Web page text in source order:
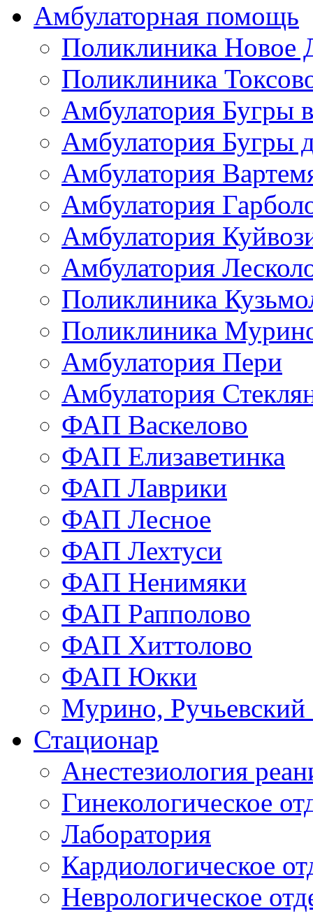
Амбулаторная помощь
Поликлиника Новое
Поликлиника
Амбулатория Бугры
Амбулатория Бугры
Амбулатория
Амбулатория
Амбулатория
Амбулатория
Поликлиника
Поликлиника
Амбулатория Пери
Амбулатория
ФАП Васкелово
ФАП Елизаветинка
ФАП Лаврики
ФАП Лесное
ФАП Лехтуси
ФАП Ненимяки
ФАП Рапполово
ФАП Хиттолово
ФАП Юкки
Мурино, Ручьевский
Стационар
Анестезиология
Гинекологическое
Лаборатория
Кардиологическое
Неврологическое